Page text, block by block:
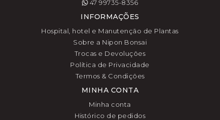
47 99735-8356
INFORMAÇÕES
Hospital, hotel e Manutenção de Plantas
Sobre a Nipon Bonsai
Trocas e Devoluções
Política de Privacidade
Termos & Condições
MINHA CONTA
Minha conta
Histórico de pedidos